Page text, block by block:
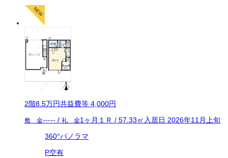
2階8.5万円共益費等 4,000円
敷 金----- / 礼 金1ヶ月 １Ｒ / 57.33㎡ 入居日 2026年11月上旬
360°パノラマ
P空有